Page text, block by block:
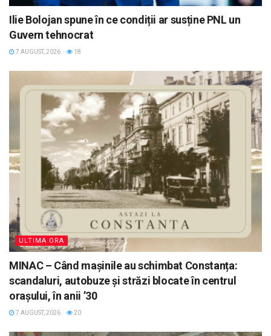
Ilie Bolojan spune în ce condiții ar susține PNL un
Guvern tehnocrat
7 AUGUST, 2026 18
ULTIMA ORA
MINAC – Când mașinile au schimbat Constanța:
scandaluri, autobuze și străzi blocate în centrul
orașului, în anii ’30
7 AUGUST, 2026 20